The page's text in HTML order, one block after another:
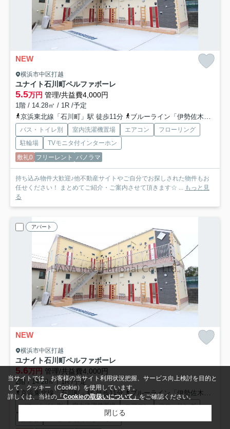
NEW
横浜市中区打越
ユナイト石川町ペルファボーレ
5.5万円 管理/共益費4,000円
1階 / 14.28㎡ / 1R /予定
京浜東北線「石川町」駅 徒歩11分
ブルーライン「伊勢佐木長者町」駅 徒歩14分
バス・トイレ別 室内洗濯機置場 エアコン
フローリング
駐輪場
TVモニタ付インターホン
敷礼0 フリーレント パノラマ
持ち込み物件大歓迎♪他不動産サイトやご自分でお探しされた物件もお
任せください！ まとめてご紹介・ご案内させて頂きます☆ ...
もっと見
る
アパート
NEW
横浜市中区打越
ユナイト石川町ペルファボーレ
5.6万円 管理/共益費4,000円
2階 / 14.28㎡ / 1R /予定
京浜東北線「石川町」駅 徒歩11分
ブルーライン「伊勢佐木長者町」駅 徒歩14分
バス・トイレ別 室内洗濯機置場 エアコン
フローリング
当サイトでは、お客様の当サイト利用状況把握、サービス向上検討を目的と
して、クッキー（Cookie）を使用しています。
詳しくは、当社の 「Cookieの取扱いについて」をご確認ください。
閉じる